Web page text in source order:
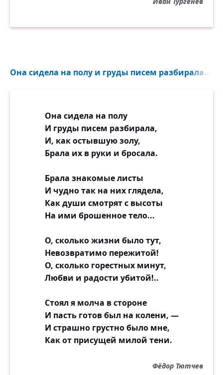
по осколкам бежал пустырями,
Неужели не я? Что-то здесь навсегда
изменилось...
По замёрзшим холмам
молчаливо несутся борзые,
среди красных болот
возникают гудки поездные,
на пустое шоссе,
пропадая в дыму редколесья,
вылетает такси, и осины глядят в
поднебесье.
Это наша зима.
Современный фонарь смотрит
мертвенным оком,
предо мною горят
ослепительно тысячи окон.
Возвышаю свой крик,
чтоб с домами ему не столкнуться:
это наша зима всё не может обратно
Она сидела на полу и груды писем разбирала...
Она сидела на полу
И груды писем разбирала,
И, как остывшую золу,
Брала их в руки и бросала.
Брала знакомые листы
И чудно так на них глядела,
Как души смотрят с высоты
На ими брошенное тело...
О, сколько жизни было тут,
Невозвратимо пережитой!
О, сколько горестных минут,
Любви и радости убитой!..
Стоял я молча в стороне
И пасть готов был на колени, —
И страшно грустно было мне,
Как от присущей милой тени.
Фёдор Тютчев